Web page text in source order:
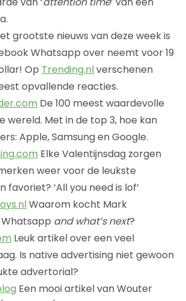
grootste nieuws van deze week is
Whatsapp over neemt voor 19
Op Trending.nlverschenen
opvallende reacties.
De 100 meest waardevolle
wereld. Met in de top 3, hoe kan
Apple, Samsung en Google.
Elke Valentijnsdag zorgen
weer voor de leukste
favoriet? ‘All you need is lof’
Waarom kocht Mark
and what’s next?
Leuk artikel over een veel
Is native advertising niet gewoon
advertorial?
Een mooi artikel van Wouter